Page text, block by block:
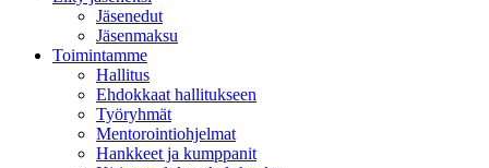
Jäsenedut
Jäsenmaksu
Toimintamme
Hallitus
Ehdokkaat hallitukseen
Työryhmät
Mentorointi­ohjelmat
Hankkeet ja kumppanit